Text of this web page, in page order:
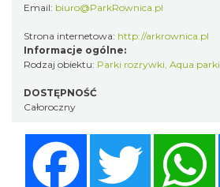
Email: biuro@ParkRownica.pl
Strona internetowa: http://arkrownica.pl
Informacje ogólne:
Rodzaj obiektu: Parki rozrywki, Aqua parki
DOSTĘPNOŚĆ
Całoroczny
Twitter